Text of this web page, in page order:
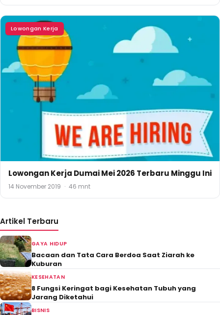
Lowongan Kerja
Lowongan Kerja Dumai Mei 2026 Terbaru Minggu Ini
14 November 2019 · 46 mnt
Artikel Terbaru
GAYA HIDUP
Bacaan dan Tata Cara Berdoa Saat Ziarah ke
Kuburan
KESEHATAN
8 Fungsi Keringat bagi Kesehatan Tubuh yang
Jarang Diketahui
BISNIS